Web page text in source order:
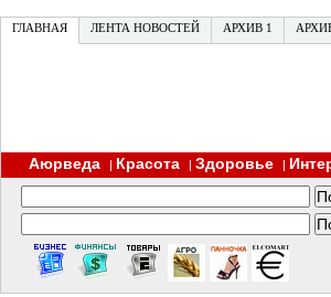
ГЛАВНАЯ ЛЕНТА НОВОСТЕЙ АРХИВ 1
Аюрведа | Красота | Здоровье |